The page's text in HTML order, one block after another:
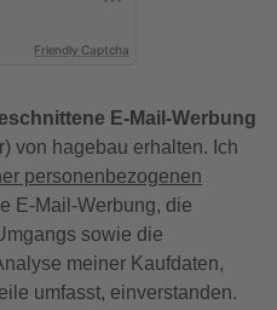
Friendly Captcha
E-Mail-Werbung
von hagebau erhalten. Ich
personenbezogenen
E-Mail-Werbung, die
sowie die
meiner Kaufdaten,
umfasst, einverstanden.